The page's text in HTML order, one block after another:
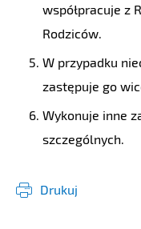
współpracuje z
Rodziców.
W przypadku
zastępuje go
Wykonuje inne
szczególnych.
Drukuj